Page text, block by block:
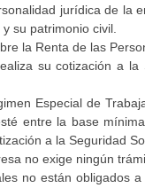
jurídica de la
su patrimonio civil.
la Renta de las
su cotización a
Especial de
entre la base
a la Seguridad
no exige ningún
no están obligados